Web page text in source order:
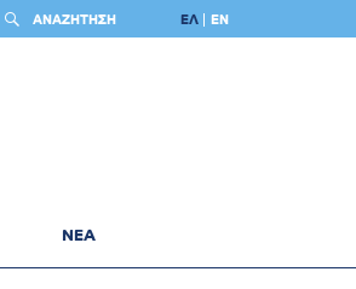
ΝΕΑ
ΑΝΑΖΗΤΗΣΗ ΕΛ EN